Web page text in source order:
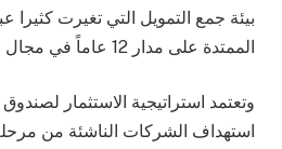
بيئة جمع التمويل التي تغيرت كثيرا
الممتدة على مدار 12 عاماً في مجال رأس المال الاستثماري.
وتعتمد استراتيجية الاستثمار